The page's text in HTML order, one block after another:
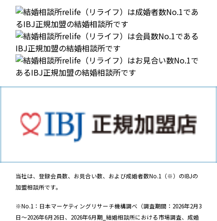
当社は、登録会員数、お見合い数、および成婚者数No.1（※）のIBJの
加盟相談所です。
※No.1：日本マーケティングリサーチ機構調べ（調査期間：2026年2月3
日～2026年6月26日、2026年6月期_結婚相談所における市場調査、成婚